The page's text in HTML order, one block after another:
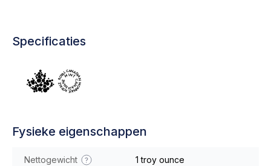
Specificaties
Fysieke eigenschappen
Nettogewicht 1 troy ounce